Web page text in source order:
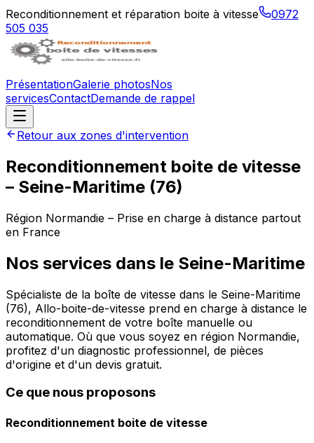
Reconditionnement et réparation boite à vitesse
0972
505 035
PrésentationGalerie photosNos
servicesContactDemande de rappel
Retour aux zones d'intervention
Reconditionnement boite de vitesse
– Seine-Maritime (76)
Région Normandie – Prise en charge à distance partout
en France
Nos services dans le Seine-Maritime
Spécialiste de la boîte de vitesse dans le Seine-Maritime
(76), Allo-boite-de-vitesse prend en charge à distance le
reconditionnement de votre boîte manuelle ou
automatique. Où que vous soyez en région Normandie,
profitez d'un diagnostic professionnel, de pièces
d'origine et d'un devis gratuit.
Ce que nous proposons
Reconditionnement boite de vitesse